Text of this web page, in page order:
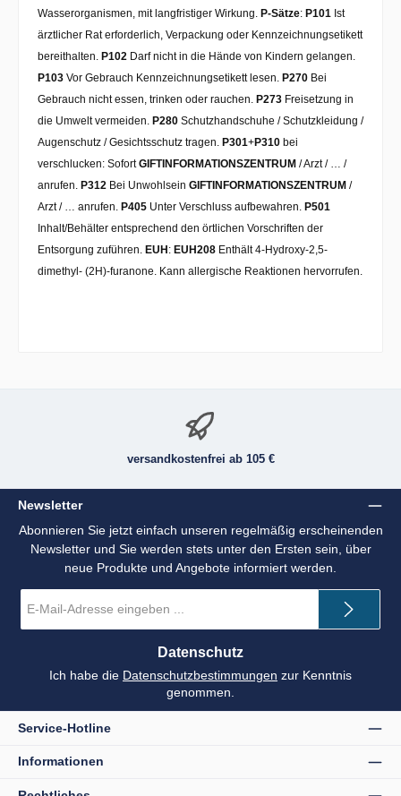
Wasserorganismen, mit langfristiger Wirkung. P-Sätze: P101 Ist
ärztlicher Rat erforderlich, Verpackung oder Kennzeichnungsetikett
bereithalten. P102 Darf nicht in die Hände von Kindern gelangen.
P103 Vor Gebrauch Kennzeichnungsetikett lesen. P270 Bei
Gebrauch nicht essen, trinken oder rauchen. P273 Freisetzung in
die Umwelt vermeiden. P280 Schutzhandschuhe / Schutzkleidung /
Augenschutz / Gesichtsschutz tragen. P301+P310 bei
verschlucken: SofortGIFTINFORMATIONSZENTRUM / Arzt / … /
anrufen. P312 Bei Unwohlsein GIFTINFORMATIONSZENTRUM /
Arzt / … anrufen. P405 Unter Verschluss aufbewahren. P501
Inhalt/Behälter entsprechend den örtlichen Vorschriften der
Entsorgung zuführen. EUH : EUH208 Enthält 4-Hydroxy-2,5-
dimethyl- (2H)-furanone. Kann allergische Reaktionen hervorrufen.
versandkostenfrei ab 105 €
Newsletter
Abonnieren Sie jetzt einfach unseren regelmäßig erscheinenden
Newsletter und Sie werden stets unter den Ersten sein, über
neue Produkte und Angebote informiert werden.
Mail-
*
Datenschutz
Ich habe die Datenschutzbestimmungen zur Kenntnis
genommen.
Service-Hotline
Informationen